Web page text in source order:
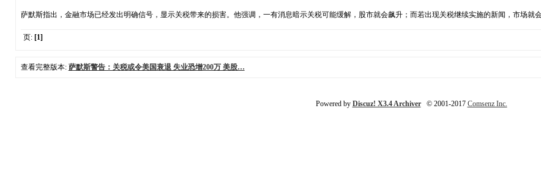
萨默斯指出，金融市场已经发出明确信号，显示关税带来的损害。他强调，一有消息暗示关税可能缓解，股市就会飙升；而若出现关税继续实施的新闻，市场
页: [1]
查看完整版本: 萨默斯警告：关税或令美国衰退 失业恐增200万 美股…
Powered by Discuz! X3.4 Archiver© 2001-2017 Comsenz Inc.